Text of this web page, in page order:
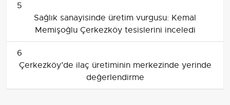
5
Sağlık sanayisinde üretim vurgusu: Kemal
Memişoğlu Çerkezköy tesislerini inceledi
6
Çerkezköy’de ilaç üretiminin merkezinde yerinde
değerlendirme